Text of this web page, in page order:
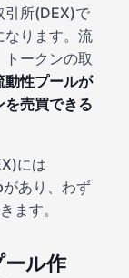
引所(DEX)で
なります。流
ークンの取
動性プールが
売買できる
には
あり、わず
ます。
ル作